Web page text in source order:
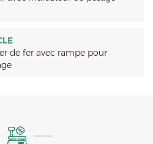
de fer avec rampe pour